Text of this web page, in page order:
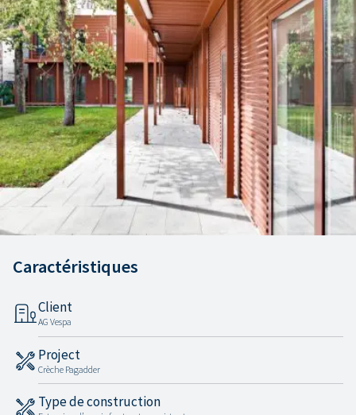
Caractéristiques
Client
AG Vespa
Project
Crèche Pagadder
Type de construction